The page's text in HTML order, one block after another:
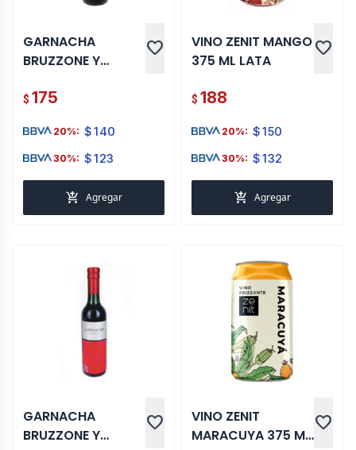
GARNACHA
BRUZZONE Y
favorite
$ 175
20%: $140
30%: $123
add_shopping_cart Agregar
VINO ZENIT MANGO
375 ML LATA
favorite
$ 188
20%: $150
30%: $132
add_shopping_cart Agregar
GARNACHA
BRUZZONE Y
favorite
VINO ZENIT
MARACUYA 375 ML
favorite